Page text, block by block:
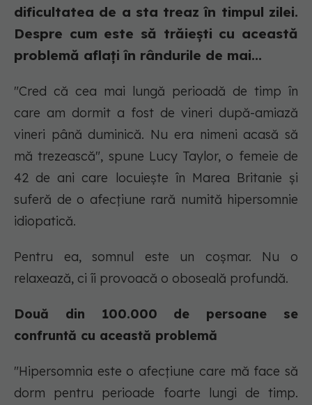
dificultatea de a sta treaz în timpul zilei.
Despre cum este să trăiești cu această
problemă aflați în rândurile de mai...
"Cred că cea mai lungă perioadă de timp în
care am dormit a fost de vineri după-amiază
vineri până duminică. Nu era nimeni acasă să
mă trezească", spune Lucy Taylor, o femeie de
42 de ani care locuiește în Marea Britanie și
suferă de o afecțiune rară numită hipersomnie
idiopatică.
Pentru ea, somnul este un coșmar. Nu o
relaxează, ci îi provoacă o oboseală profundă.
Două din 100.000 de persoane se
confruntă cu această problemă
"Hipersomnia este o afecțiune care mă face să
dorm pentru perioade foarte lungi de timp.